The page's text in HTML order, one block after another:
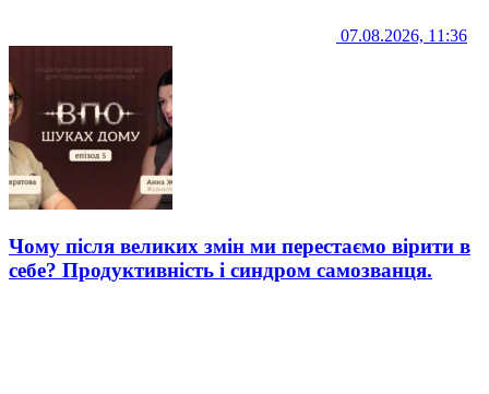
07.08.2026, 11:36
Чому після великих змін ми перестаємо вірити в
себе? Продуктивність і синдром самозванця.